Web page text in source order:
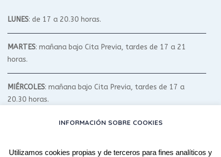
LUNES: de 17 a 20.30 horas.
MARTES: mañana bajo Cita Previa, tardes de 17 a 21
horas.
MIÉRCOLES: mañana bajo Cita Previa, tardes de 17 a
20.30 horas.
: mañana bajo Cita Previa, tardes de 17 a 20.30
INFORMACIÓN SOBRE COOKIES
Utilizamos cookies propias y de terceros para fines analíticos y